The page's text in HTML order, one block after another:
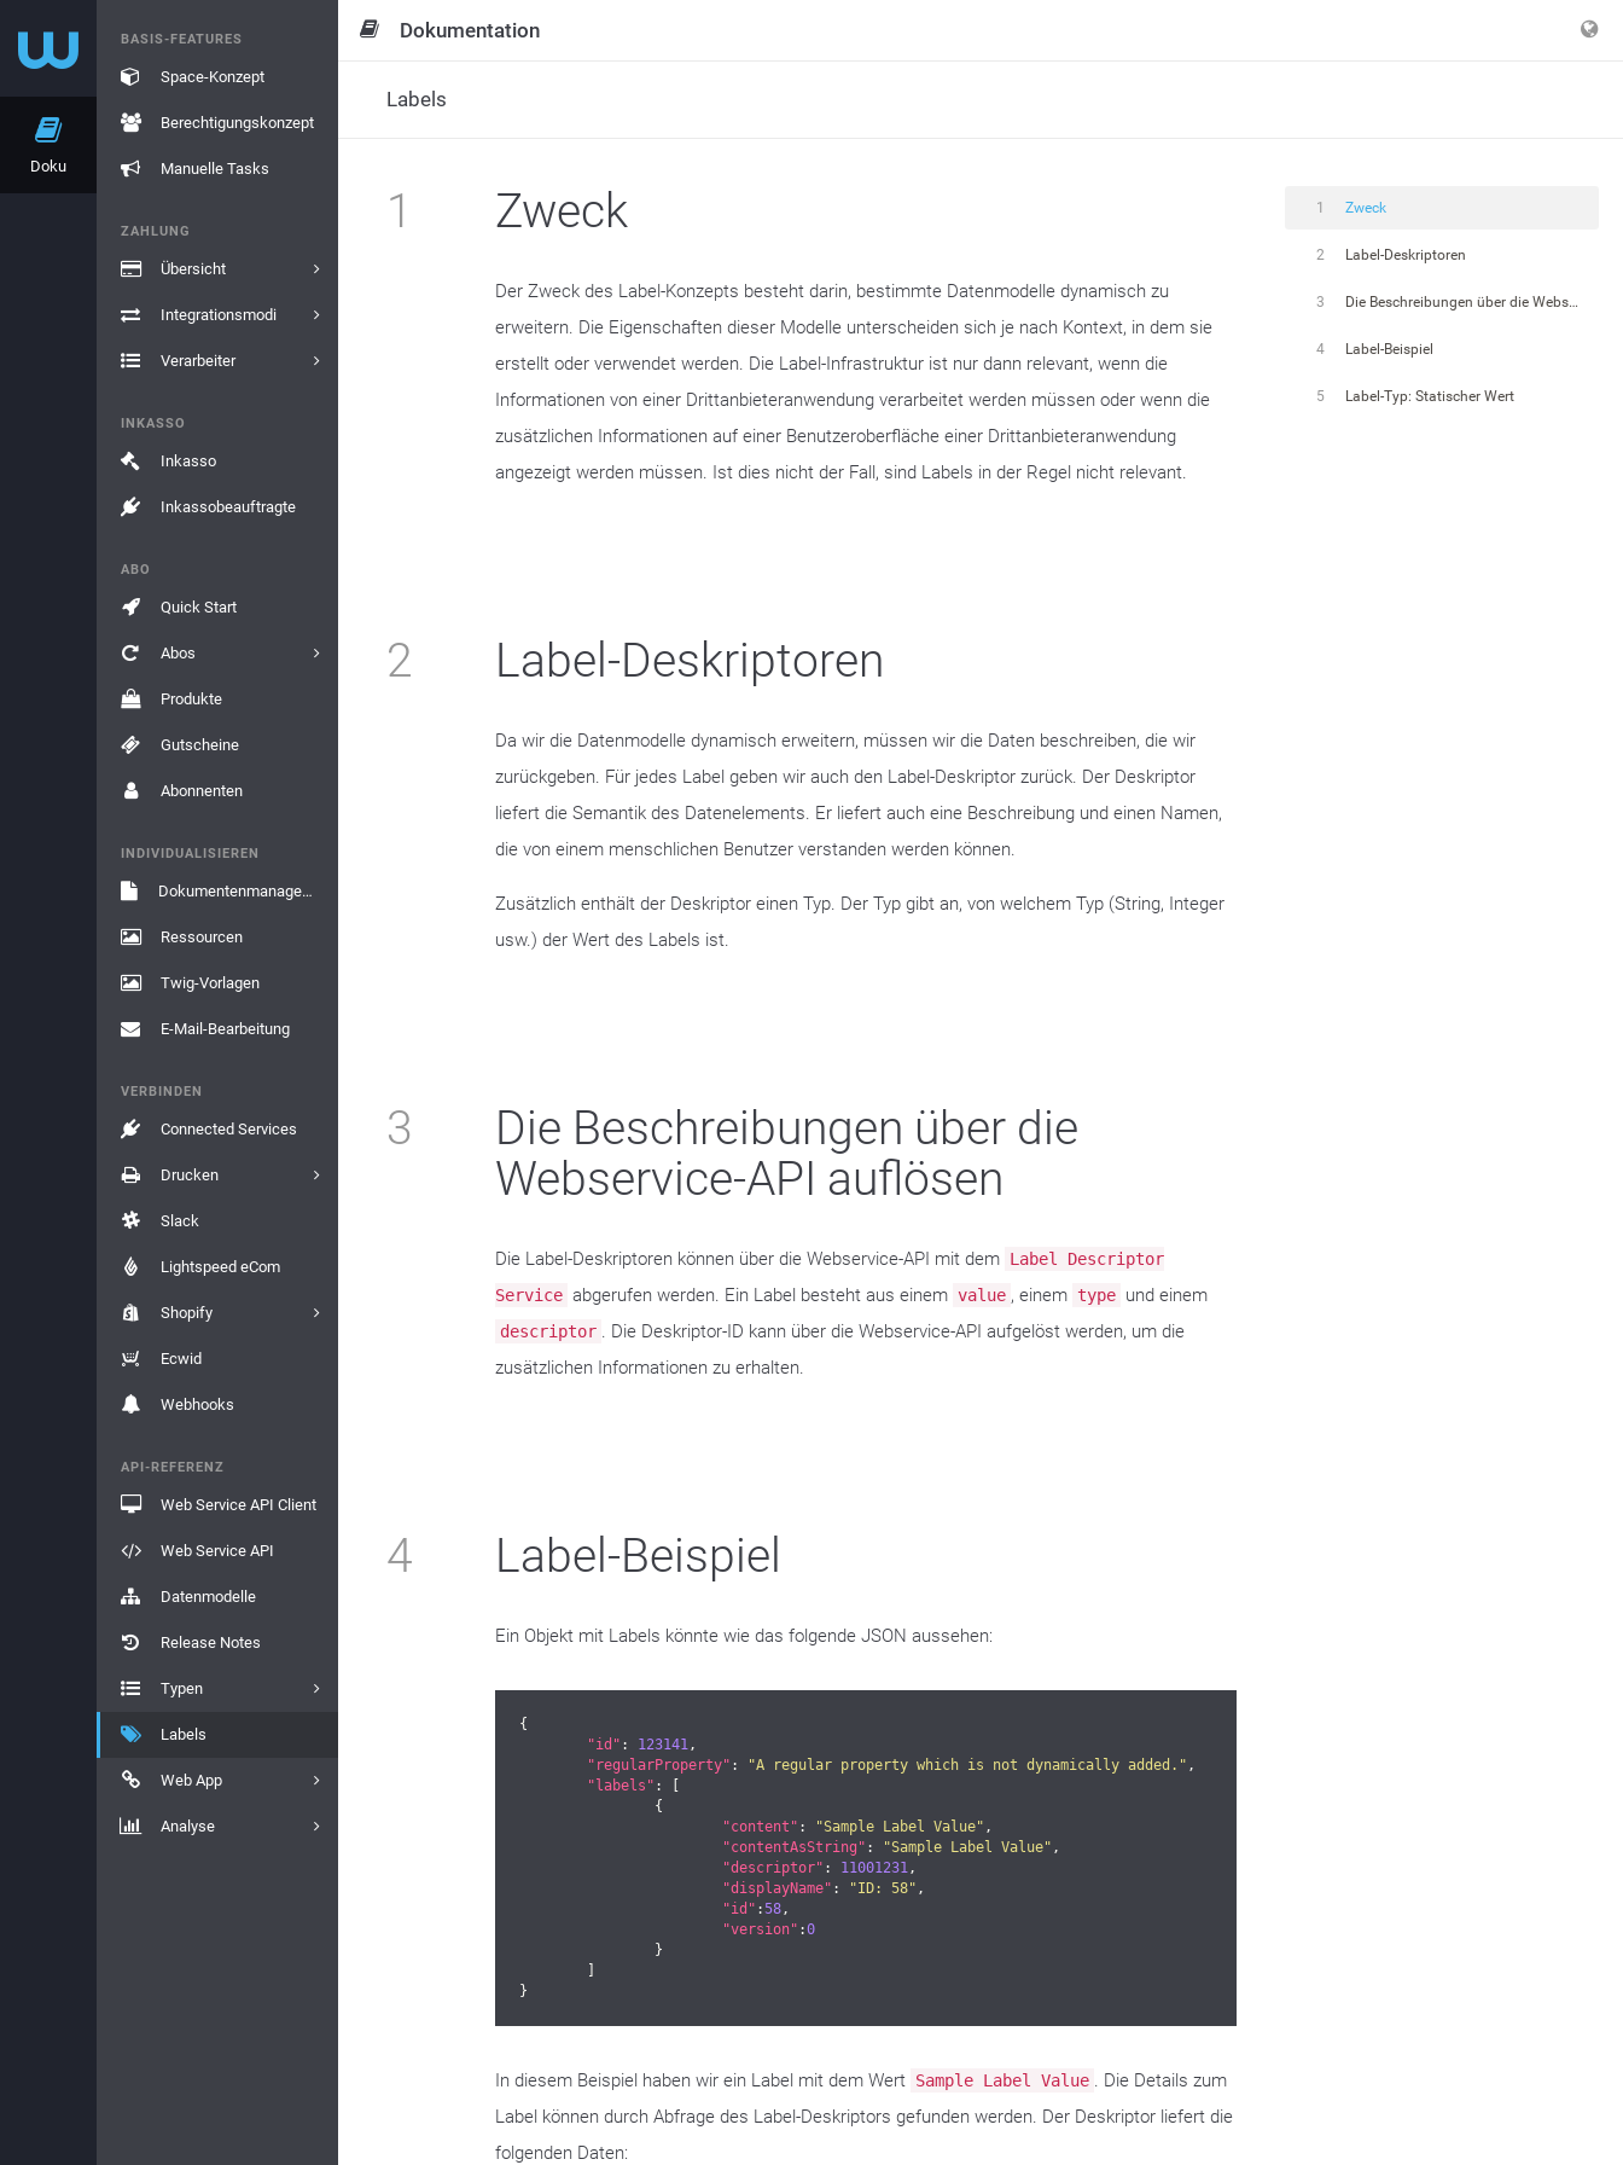
Doku
BASIS-FEATURES
Space-Konzept
Berechtigungskonzept
Manuelle Tasks
ZAHLUNG
Übersicht
Integrationsmodi
Verarbeiter
INKASSO
Inkasso
Inkassobeauftragte
ABO
Quick Start
Abos
Produkte
Gutscheine
Abonnenten
INDIVIDUALISIEREN
Dokumentenmanagement
Ressourcen
Twig-Vorlagen
E-Mail-Bearbeitung
VERBINDEN
Connected Services
Drucken
Slack
Lightspeed eCom
Shopify
Ecwid
Webhooks
API-REFERENZ
Web Service API Client
Web Service API
Datenmodelle
Release Notes
Typen
Labels
Web App
Analyse
Dokumentation
Labels
1 Zweck
Der Zweck des Label-Konzepts besteht darin, bestimmte Datenmodelle dynamisch zu
erweitern. Die Eigenschaften dieser Modelle unterscheiden sich je nach Kontext, in dem sie
erstellt oder verwendet werden. Die Label-Infrastruktur ist nur dann relevant, wenn die
Informationen von einer Drittanbieteranwendung verarbeitet werden müssen oder wenn die
zusätzlichen Informationen auf einer Benutzeroberfläche einer Drittanbieteranwendung
angezeigt werden müssen. Ist dies nicht der Fall, sind Labels in der Regel nicht relevant.
2 Label-Deskriptoren
Da wir die Datenmodelle dynamisch erweitern, müssen wir die Daten beschreiben, die wir
zurückgeben. Für jedes Label geben wir auch den Label-Deskriptor zurück. Der Deskriptor
liefert die Semantik des Datenelements. Er liefert auch eine Beschreibung und einen Namen,
die von einem menschlichen Benutzer verstanden werden können.
Zusätzlich enthält der Deskriptor einen Typ. Der Typ gibt an, von welchem Typ (String, Integer
usw.) der Wert des Labels ist.
3
Die Beschreibungen über die
Webservice-API auflösen
Die Label-Deskriptoren können über die Webservice-API mit dem Label Descriptor
Service abgerufen werden. Ein Label besteht aus einem value , einem type und einem
descriptor . Die Deskriptor-ID kann über die Webservice-API aufgelöst werden, um die
zusätzlichen Informationen zu erhalten.
4 Label-Beispiel
Ein Objekt mit Labels könnte wie das folgende JSON aussehen:
{
"id" : 123141,
"regularProperty" : "A regular property which is not dynamically added." ,
"labels" : [
"content" : "Sample Label Value" ,
"contentAsString" : "Sample Label Value" ,
"descriptor" : 11001231,
"displayName" : "ID: 58" ,
"id" :58,
"version" :0
}
In diesem Beispiel haben wir ein Label mit dem Wert Sample Label Value . Die Details zum
Label können durch Abfrage des Label-Deskriptors gefunden werden. Der Deskriptor liefert die
folgenden Daten:
1 Zweck
2 Label-Deskriptoren
3 Die Beschreibungen über die Webservice-API auflösen
4 Label-Beispiel
5 Label-Typ: Statischer Wert